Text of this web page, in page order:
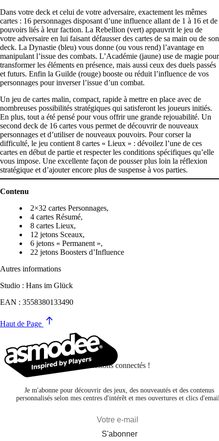
Dans votre deck et celui de votre adversaire, exactement les mêmes
cartes : 16 personnages disposant d’une influence allant de 1 à 16 et de
pouvoirs liés à leur faction. La Rebellion (vert) appauvrit le jeu de
votre adversaire en lui faisant défausser des cartes de sa main ou de son
deck. La Dynastie (bleu) vous donne (ou vous rend) l’avantage en
manipulant l’issue des combats. L’Académie (jaune) use de magie pour
transformer les éléments en présence, mais aussi ceux des duels passés
et futurs. Enfin la Guilde (rouge) booste ou réduit l’influence de vos
personnages pour inverser l’issue d’un combat.
Un jeu de cartes malin, compact, rapide à mettre en place avec de
nombreuses possibilités stratégiques qui satisferont les joueurs initiés.
En plus, tout a été pensé pour vous offrir une grande rejouabilité. Un
second deck de 16 cartes vous permet de découvrir de nouveaux
personnages et d’utiliser de nouveaux pouvoirs. Pour corser la
difficulté, le jeu contient 8 cartes « Lieux » : dévoilez l’une de ces
cartes en début de partie et respecter les conditions spécifiques qu’elle
vous impose. Une excellente façon de pousser plus loin la réflexion
stratégique et d’ajouter encore plus de suspense à vos parties.
Contenu
2×32 cartes Personnages,
4 cartes Résumé,
8 cartes Lieux,
12 jetons Sceaux,
6 jetons « Permanent »,
22 jetons Boosters d’Influence
Autres informations
Studio : Hans im Glück
EAN : 3558380133490
Haut de Page
Restons connectés !
Je m'abonne pour découvrir des jeux, des nouveautés et des contenus
personnalisés selon mes centres d'intérêt et mes ouvertures et clics
S'abonner